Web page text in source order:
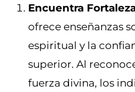
Encuentra
ofrece enseñanzas
espiritual y la
superior. Al
fuerza divina, los